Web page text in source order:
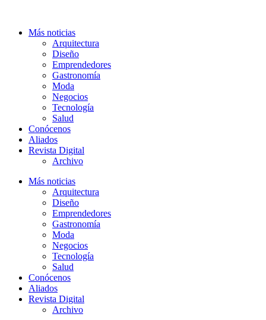
Más noticias
Arquitectura
Diseño
Emprendedores
Gastronomía
Moda
Negocios
Tecnología
Salud
Conócenos
Aliados
Revista Digital
Archivo
Más noticias
Arquitectura
Diseño
Emprendedores
Gastronomía
Moda
Negocios
Tecnología
Salud
Conócenos
Aliados
Revista Digital
Archivo